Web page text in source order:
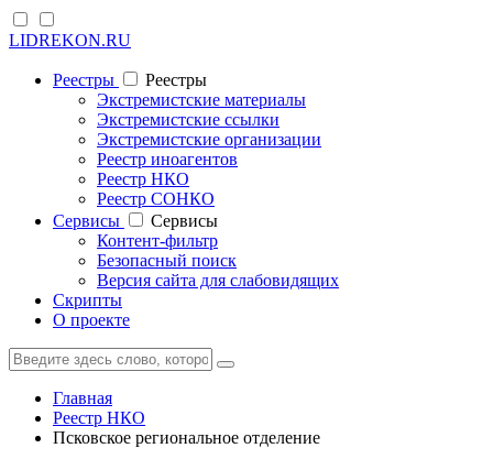
LIDREKON.RU
Реестры
Реестры
Экстремистские материалы
Экстремистские ссылки
Экстремистские организации
Реестр иноагентов
Реестр НКО
Реестр СОНКО
Cервисы
Cервисы
Контент-фильтр
Безопасный поиск
Версия сайта для слабовидящих
Скрипты
О проекте
Главная
Реестр НКО
Псковское региональное отделение